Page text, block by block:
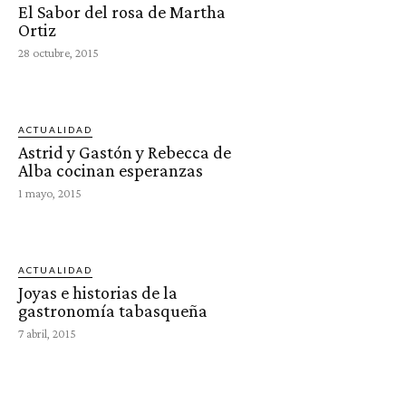
El Sabor del rosa de Martha
Ortiz
28 octubre, 2015
ACTUALIDAD
Astrid y Gastón y Rebecca de
Alba cocinan esperanzas
1 mayo, 2015
ACTUALIDAD
Joyas e historias de la
gastronomía tabasqueña
7 abril, 2015